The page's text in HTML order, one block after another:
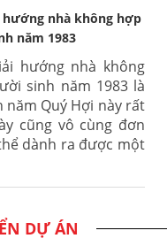
hướng nhà không hợp
năm 1983
hướng nhà không
sinh năm 1983 là
Quý Hợi này rất
cũng vô cùng đơn
dành ra được một
DỰ ÁN